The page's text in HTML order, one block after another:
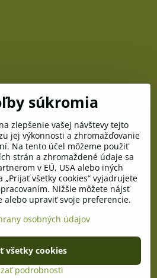
Copyright
ochrany osobných údajov
objednávky
súkromia
zlepšenie vašej návštevy tejto
jej výkonnosti a zhromažďovanie
Na tento účel môžeme použiť
strán a zhromaždené údaje sa
v EÚ, USA alebo iných
všetky cookies“ vyjadrujete
Nižšie môžete nájsť
alebo upraviť svoje preferencie.
osobných údajov
podrobnosti
všetky cookies